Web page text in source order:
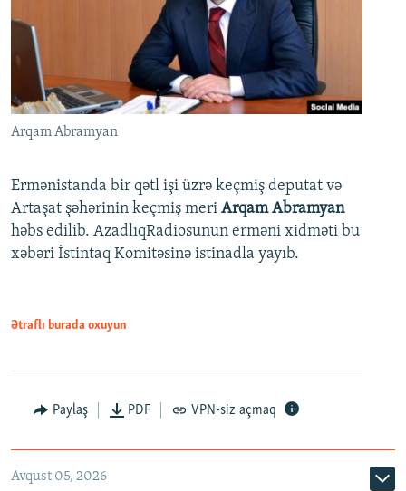
Arqam Abramyan
Ermənistanda bir qətl işi üzrə keçmiş deputat və
Artaşat şəhərinin keçmiş meri Arqam Abramyan
həbs edilib. AzadlıqRadiosunun erməni xidməti bu
xəbəri İstintaq Komitəsinə istinadla yayıb.
Ətraflı burada oxuyun
Paylaş PDF VPN-siz açmaq
Avqust 05, 2026